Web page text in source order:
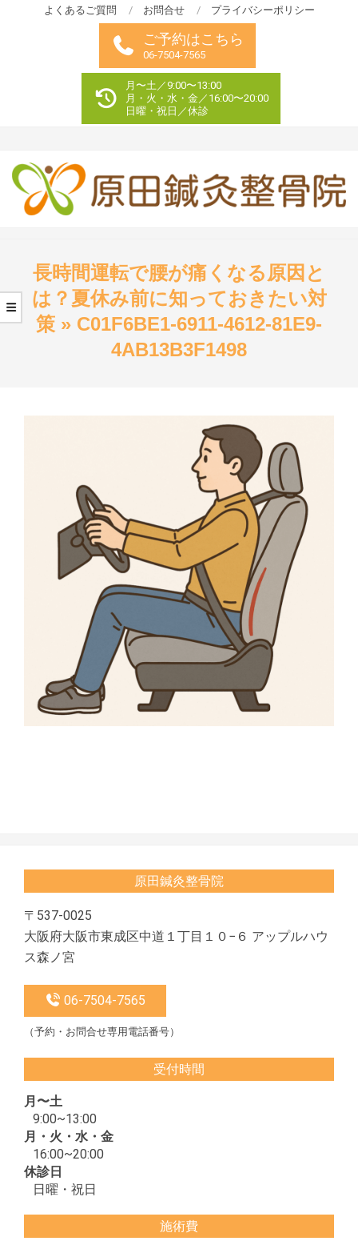
よくあるご質問 お問合せ プライバシーポリシー
ご予約はこちら
06-7504-7565
月〜土／9:00〜13:00
月・火・水・金／16:00〜20:00
日曜・祝日／休診
長時間運転で腰が痛くなる原因と
は？夏休み前に知っておきたい対
策 » C01F6BE1-6911-4612-81E9-
4AB13B3F1498
原田鍼灸整骨院
〒537-0025
大阪府大阪市東成区中道１丁目１０−６ アップルハウ
ス森ノ宮
06-7504-7565
（予約・お問合せ専用電話番号）
受付時間
月〜土
9:00~13:00
月・火・水・金
16:00~20:00
休診日
日曜・祝日
施術費